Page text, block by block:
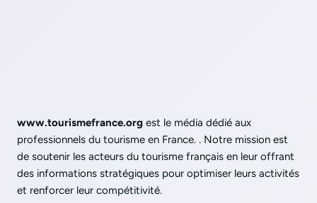
www.tourismefrance.org est le média dédié aux
professionnels du tourisme en France. . Notre mission est
de soutenir les acteurs du tourisme français en leur offrant
des informations stratégiques pour optimiser leurs activités
et renforcer leur compétitivité.